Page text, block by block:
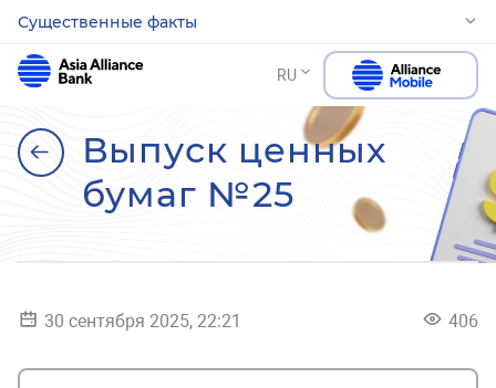
Существенные факты
RU
Выпуск ценных
бумаг №25
30 сентября 2025, 22:21 406